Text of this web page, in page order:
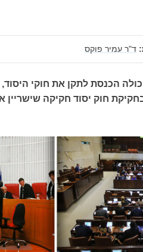
ד"ר עמיר פוקס
הכנסת לתקן את חוקי
חוק יסוד חקיקה שישריין